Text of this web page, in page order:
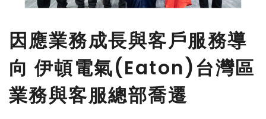
因應業務成長與客戶服務導
向 伊頓電氣(Eaton)台灣區
業務與客服總部喬遷